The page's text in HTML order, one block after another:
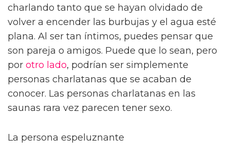
charlando tanto que se hayan olvidado de
volver a encender las burbujas y el agua esté
plana. Al ser tan íntimos, puedes pensar que
son pareja o amigos. Puede que lo sean, pero
por otro lado, podrían ser simplemente
personas charlatanas que se acaban de
conocer. Las personas charlatanas en las
saunas rara vez parecen tener sexo.
La persona espeluznante